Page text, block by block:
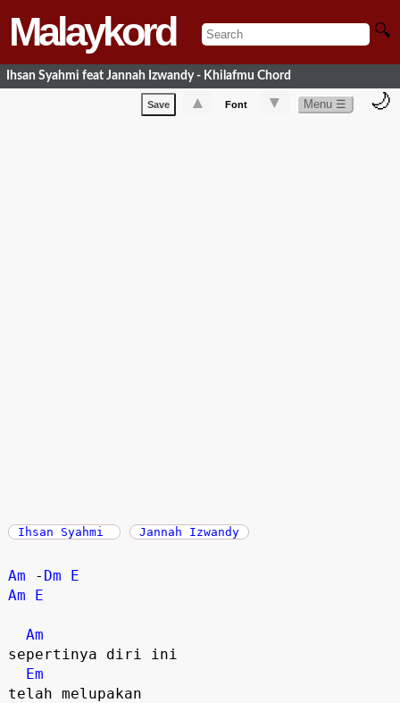
Malaykord 🔍
Ihsan Syahmi feat Jannah Izwandy - Khilafmu Chord
Save ▲ Font ▼ Menu ☰ 🌙
Ihsan Syahmi Jannah Izwandy
Am - Dm
E
Am
E
Am
sepertinya diri ini
Em
telah melupakan